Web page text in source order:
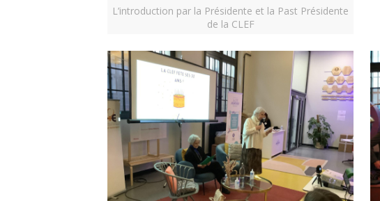
L’introduction par la Présidente et la Past Présidente
de la CLEF